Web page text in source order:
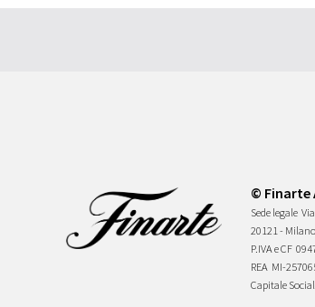
© Finarte
Sede legale
20121 - Milano
P.IVA e CF
REA MI-
Capitale